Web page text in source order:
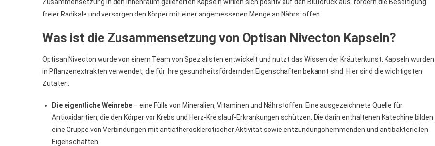
Zusammensetzung in den Innenraum gelieferten Kapseln wirken sich positiv auf den Blutdruck aus, fördern die Beseitigung
freier Radikale und versorgen den Körper mit einer angemessenen Menge an Nährstoffen.
Was ist die Zusammensetzung von Optisan Nivecton Kapseln?
Optisan Nivecton wurde von einem Team von Spezialisten entwickelt und nutzt das Wissen der Kräuterkunst. Kapseln wurden
in Pflanzenextrakten verwendet, die für ihre gesundheitsfördernden Eigenschaften bekannt sind. Hier sind die wichtigsten
Zutaten:
Die eigentliche Weinrebe – eine Fülle von Mineralien, Vitaminen und Nährstoffen. Eine ausgezeichnete Quelle für
Antioxidantien, die den Körper vor Krebs und Herz-Kreislauf-Erkrankungen schützen. Die darin enthaltenen Katechine bilden
eine Gruppe von Verbindungen mit antiatherosklerotischer Aktivität sowie entzündungshemmenden und antibakteriellen
Eigenschaften.